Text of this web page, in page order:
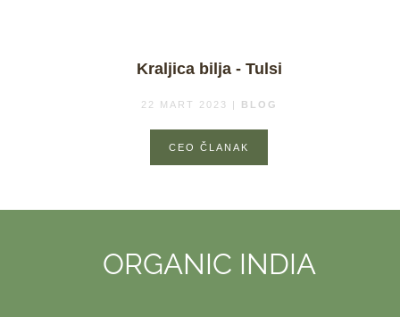
Kraljica bilja - Tulsi
22 MART 2023 BLOG
CEO ČLANAK
ORGANIC INDIA